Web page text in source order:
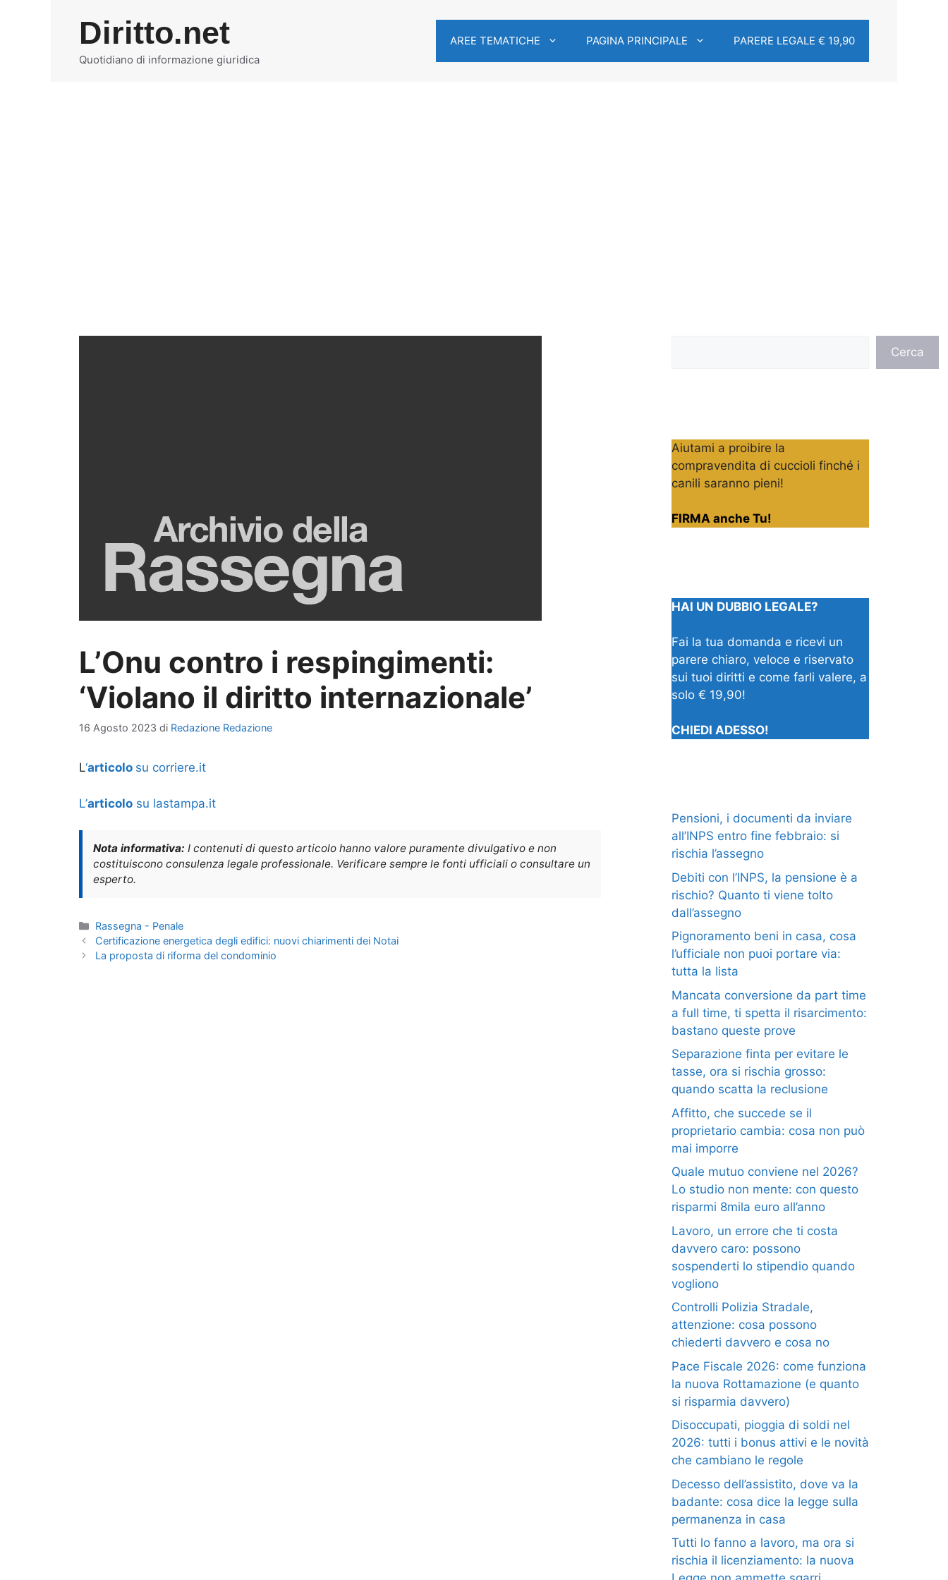
Diritto.net
Quotidiano di informazione giuridica
AREE TEMATICHE PAGINA PRINCIPALE PARERE LEGALE € 19,90
L’Onu contro i respingimenti:
‘Violano il diritto internazionale’
16 Agosto 2023 di Redazione Redazione
L‘articolo su corriere.it
L’articolo su lastampa.it
Nota informativa: I contenuti di questo articolo hanno valore puramente divulgativo e non
costituiscono consulenza legale professionale. Verificare sempre le fonti ufficiali o consultare un
esperto.
Categorie
Rassegna - Penale
Certificazione energetica degli edifici: nuovi chiarimenti dei Notai
La proposta di riforma del condominio
Cerca
Aiutami a proibire la
compravendita di cuccioli finché i
canili saranno pieni!
FIRMA anche Tu!
HAI UN DUBBIO LEGALE?
Fai la tua domanda e ricevi un
parere chiaro, veloce e riservato
sui tuoi diritti e come farli valere, a
solo € 19,90!
CHIEDI ADESSO!
Pensioni, i documenti da inviare
all’INPS entro fine febbraio: si
rischia l’assegno
Debiti con l’INPS, la pensione è a
rischio? Quanto ti viene tolto
dall’assegno
Pignoramento beni in casa, cosa
l’ufficiale non puoi portare via:
tutta la lista
Mancata conversione da part time
a full time, ti spetta il risarcimento:
bastano queste prove
Separazione finta per evitare le
tasse, ora si rischia grosso:
quando scatta la reclusione
Affitto, che succede se il
proprietario cambia: cosa non può
mai imporre
Quale mutuo conviene nel 2026?
Lo studio non mente: con questo
risparmi 8mila euro all’anno
Lavoro, un errore che ti costa
davvero caro: possono
sospenderti lo stipendio quando
vogliono
Controlli Polizia Stradale,
attenzione: cosa possono
chiederti davvero e cosa no
Pace Fiscale 2026: come funziona
la nuova Rottamazione (e quanto
si risparmia davvero)
Disoccupati, pioggia di soldi nel
2026: tutti i bonus attivi e le novità
che cambiano le regole
Decesso dell’assistito, dove va la
badante: cosa dice la legge sulla
permanenza in casa
Tutti lo fanno a lavoro, ma ora si
rischia il licenziamento: la nuova